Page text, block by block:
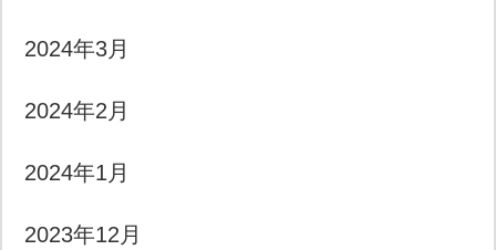
2024年3月
2024年2月
2024年1月
2023年12月